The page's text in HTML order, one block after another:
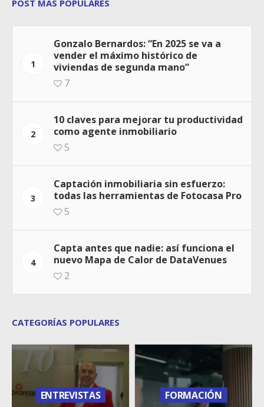
POST MÁS POPULARES
1
Gonzalo Bernardos: “En 2025 se va a
vender el máximo histórico de
viviendas de segunda mano”
7
2
10 claves para mejorar tu productividad
como agente inmobiliario
5
3
Captación inmobiliaria sin esfuerzo:
todas las herramientas de Fotocasa Pro
5
4
Capta antes que nadie: así funciona el
nuevo Mapa de Calor de DataVenues
2
CATEGORÍAS POPULARES
ENTREVISTAS FORMACIÓN